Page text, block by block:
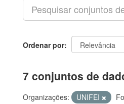
Ordenar por
7 conjuntos de
Organizações: UNIFEI